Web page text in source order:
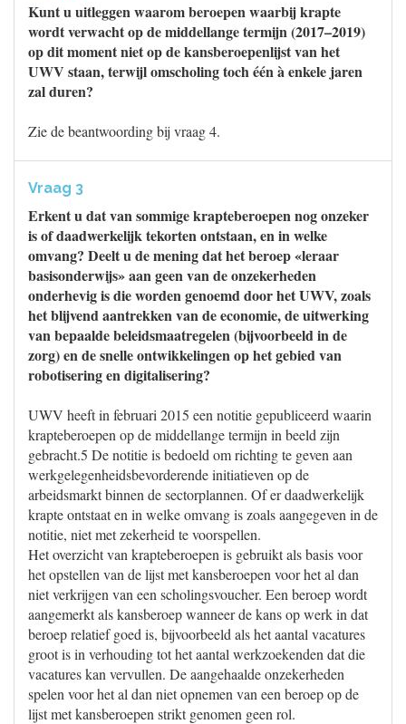
Kunt u uitleggen waarom beroepen waarbij krapte
wordt verwacht op de middellange termijn (2017–2019)
op dit moment niet op de kansberoepenlijst van het
UWV staan, terwijl omscholing toch één à enkele jaren
zal duren?
Zie de beantwoording bij vraag 4.
Vraag 3
Erkent u dat van sommige krapteberoepen nog onzeker
is of daadwerkelijk tekorten ontstaan, en in welke
omvang? Deelt u de mening dat het beroep «leraar
basisonderwijs» aan geen van de onzekerheden
onderhevig is die worden genoemd door het UWV, zoals
het blijvend aantrekken van de economie, de uitwerking
van bepaalde beleidsmaatregelen (bijvoorbeeld in de
zorg) en de snelle ontwikkelingen op het gebied van
robotisering en digitalisering?
UWV heeft in februari 2015 een notitie gepubliceerd waarin
krapteberoepen op de middellange termijn in beeld zijn
gebracht.5 De notitie is bedoeld om richting te geven aan
werkgelegenheidsbevorderende initiatieven op de
arbeidsmarkt binnen de sectorplannen. Of er daadwerkelijk
krapte ontstaat en in welke omvang is zoals aangegeven in de
notitie, niet met zekerheid te voorspellen.
Het overzicht van krapteberoepen is gebruikt als basis voor
het opstellen van de lijst met kansberoepen voor het al dan
niet verkrijgen van een scholingsvoucher. Een beroep wordt
aangemerkt als kansberoep wanneer de kans op werk in dat
beroep relatief goed is, bijvoorbeeld als het aantal vacatures
groot is in verhouding tot het aantal werkzoekenden dat die
vacatures kan vervullen. De aangehaalde onzekerheden
spelen voor het al dan niet opnemen van een beroep op de
lijst met kansberoepen strikt genomen geen rol.